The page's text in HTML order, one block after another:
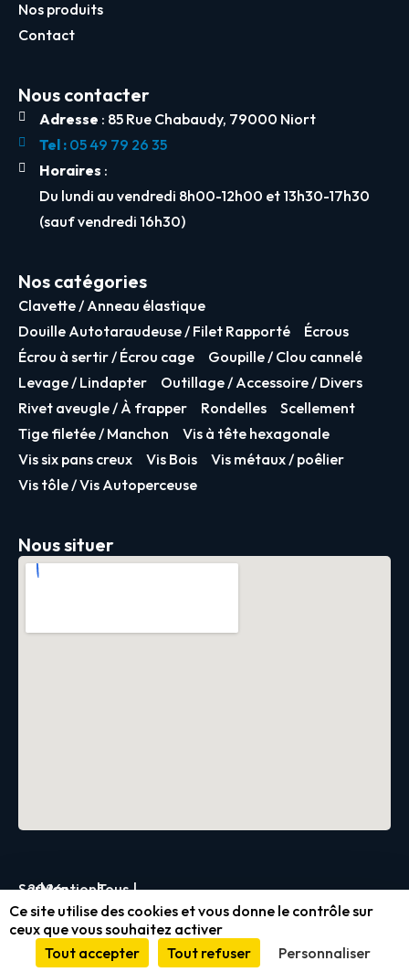
Nos produits
Contact
Nous contacter
Adresse : 85 Rue Chabaudy, 79000 Niort
Tel :05 49 79 26 35
Horaires :
Du lundi au vendredi 8h00-12h00 et 13h30-17h30
(sauf vendredi 16h30)
Nos catégories
Clavette / Anneau élastique
Douille Autotaraudeuse / Filet Rapporté
Écrous
Écrou à sertir / Écrou cage
Goupille / Clou cannelé
Levage / Lindapter
Outillage / Accessoire / Divers
Rivet aveugle / À frapper
Rondelles
Scellement
Tige filetée / Manchon
Vis à tête hexagonale
Vis six pans creux
Vis Bois
Vis métaux / poêlier
Vis tôle / Vis Autoperceuse
Nous situer
Servica
2026
|Mentions
légales
et
conformité
|Tous
droits
réservés
|
Ce site utilise des cookies et vous donne le contrôle sur
ceux que vous souhaitez activer
Tout accepter
Tout refuser Personnaliser